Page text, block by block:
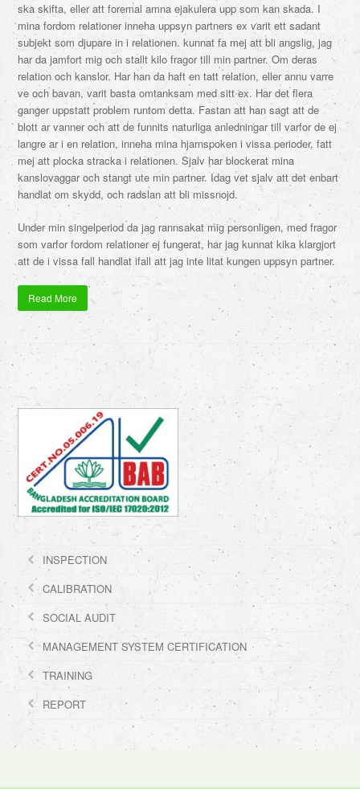
ska skifta, eller att foremal amna ejakulera upp som kan skada. I
mina fordom relationer inneha uppsyn partners ex varit ett sadant
subjekt som djupare in i relationen. kunnat fa mej att bli angslig, jag
har da jamfort mig och stallt kilo fragor till min partner. Om deras
relation och kanslor. Har han da haft en tatt relation, eller annu varre
ve och bavan, varit basta omtanksam med sitt ex. Har det flera
ganger uppstatt problem runtom detta. Fastan att han sagt att de
blott ar vanner och att de funnits naturliga anledningar till varfor de ej
langre ar i en relation, inneha mina hjarnspoken i vissa perioder, fatt
mej att plocka stracka i relationen. Sjalv har blockerat mina
kanslovaggar och stangt ute min partner. Idag vet sjalv att det enbart
handlat om skydd, och radslan att bli missnojd.
Under min singelperiod da jag rannsakat mig personligen, med fragor
som varfor fordom relationer ej fungerat, har jag kunnat kika klargjort
att de i vissa fall handlat ifall att jag inte litat kungen uppsyn partner.
Read More
INSPECTION
CALIBRATION
SOCIAL AUDIT
MANAGEMENT SYSTEM CERTIFICATION
TRAINING
REPORT